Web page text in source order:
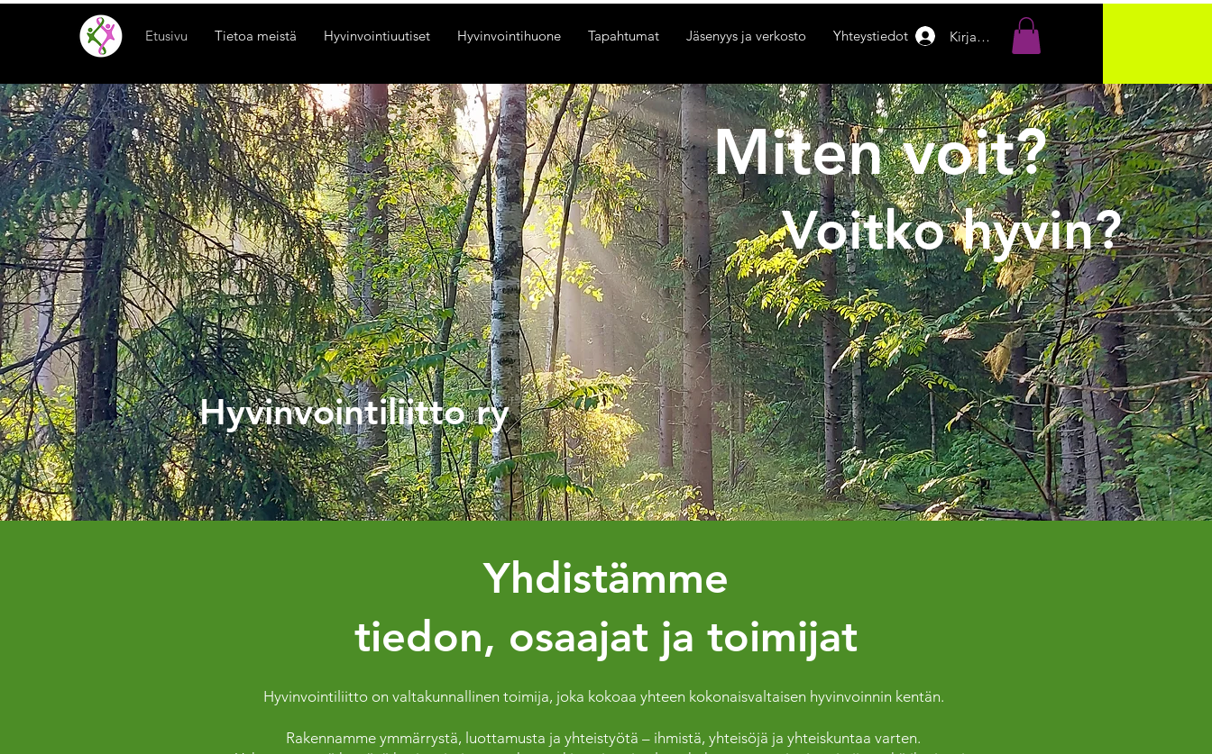
Kirjaudu
Etusivu Tietoa meistä Hyvinvointiuutiset Hyvinvointihuone Tapahtumat Jäsenyys ja verkosto Yhteystiedot
Miten voit?
Voitko hyvin?
Hyvinvointiliitto ry
Yhdistämme
tiedon, osaajat ja toimijat
Hyvinvointiliitto on valtakunnallinen toimija, joka kokoaa yhteen kokonaisvaltaisen hyvinvoinnin kentän.
Rakennamme ymmärrystä, luottamusta ja yhteistyötä – ihmistä, yhteisöjä ja yhteiskuntaa varten.